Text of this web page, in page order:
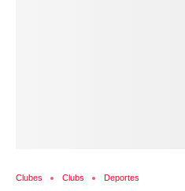
Clubes Clubs Deportes